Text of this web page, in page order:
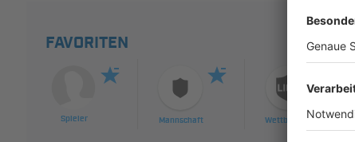
FAVORITEN
Spieler Mannschaft Wettbewerb